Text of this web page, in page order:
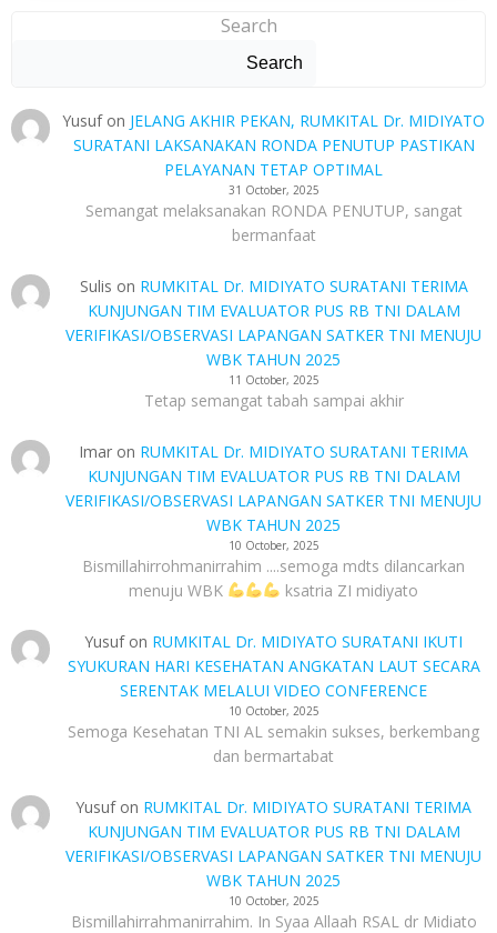
Search
Search
Yusufon JELANG AKHIR PEKAN, RUMKITAL Dr. MIDIYATO
SURATANI LAKSANAKAN RONDA PENUTUP PASTIKAN
PELAYANAN TETAP OPTIMAL
31 October, 2025
Semangat melaksanakan RONDA PENUTUP, sangat
bermanfaat
Sulis on RUMKITAL Dr. MIDIYATO SURATANI TERIMA
KUNJUNGAN TIM EVALUATOR PUS RB TNI DALAM
VERIFIKASI/OBSERVASI LAPANGAN SATKER TNI MENUJU
WBK TAHUN 2025
11 October, 2025
Tetap semangat tabah sampai akhir
Imar on RUMKITAL Dr. MIDIYATO SURATANI TERIMA
KUNJUNGAN TIM EVALUATOR PUS RB TNI DALAM
VERIFIKASI/OBSERVASI LAPANGAN SATKER TNI MENUJU
WBK TAHUN 2025
10 October, 2025
Bismillahirrohmanirrahim ....semoga mdts dilancarkan
menuju WBK
ksatria ZI midiyato
Yusufon RUMKITAL Dr. MIDIYATO SURATANI IKUTI
SYUKURAN HARI KESEHATAN ANGKATAN LAUT SECARA
SERENTAK MELALUI VIDEO CONFERENCE
10 October, 2025
Semoga Kesehatan TNI AL semakin sukses, berkembang
dan bermartabat
Yusufon RUMKITAL Dr. MIDIYATO SURATANI TERIMA
KUNJUNGAN TIM EVALUATOR PUS RB TNI DALAM
VERIFIKASI/OBSERVASI LAPANGAN SATKER TNI MENUJU
WBK TAHUN 2025
10 October, 2025
Bismillahirrahmanirrahim. In Syaa Allaah RSAL dr Midiato